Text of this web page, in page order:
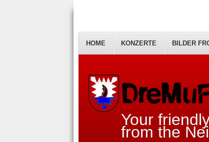
Your
from the
HOME KONZERTE BILDER